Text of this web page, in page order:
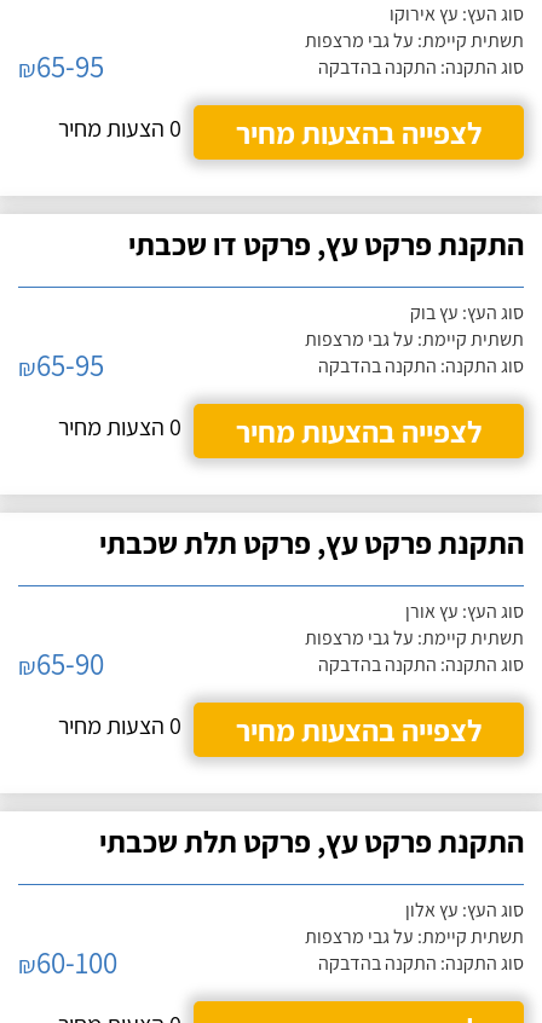
סוג העץ: עץ אירוקו
תשתית קיימת: על גבי מרצפות
סוג התקנה: התקנה בהדבקה
₪65-95
לצפייה בהצעות מחיר
0 הצעות מחיר
התקנת פרקט עץ, פרקט דו שכבתי
סוג העץ: עץ בוק
תשתית קיימת: על גבי מרצפות
סוג התקנה: התקנה בהדבקה
₪65-95
לצפייה בהצעות מחיר
0 הצעות מחיר
התקנת פרקט עץ, פרקט תלת שכבתי
סוג העץ: עץ אורן
תשתית קיימת: על גבי מרצפות
סוג התקנה: התקנה בהדבקה
₪65-90
לצפייה בהצעות מחיר
0 הצעות מחיר
התקנת פרקט עץ, פרקט תלת שכבתי
סוג העץ: עץ אלון
תשתית קיימת: על גבי מרצפות
סוג התקנה: התקנה בהדבקה
₪60-100